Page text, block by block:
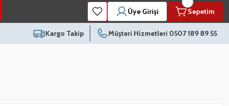
Üye Girişi Sepetim
Kargo Takip Müşteri Hizmetleri 0507 189 89 55